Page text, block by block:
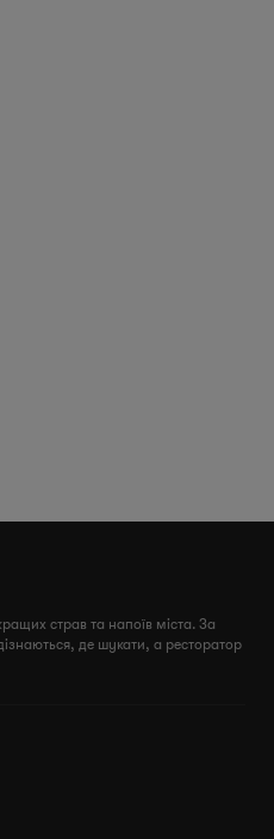
страв та напоїв міста. За
де шукати, а ресторатор